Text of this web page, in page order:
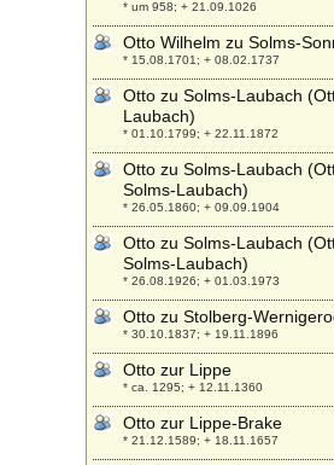
* um 958; + 21.09.1026
Otto Wilhelm zu Solms-
* 15.08.1701; + 08.02.1737
Otto zu Solms-Laubach
Laubach)
* 01.10.1799; + 22.11.1872
Otto zu Solms-Laubach
Solms-Laubach)
* 26.05.1860; + 09.09.1904
Otto zu Solms-Laubach
Solms-Laubach)
* 26.08.1926; + 01.03.1973
Otto zu Stolberg-
* 30.10.1837; + 19.11.1896
Otto zur Lippe
* ca. 1295; + 12.11.1360
Otto zur Lippe-Brake
* 21.12.1589; + 18.11.1657